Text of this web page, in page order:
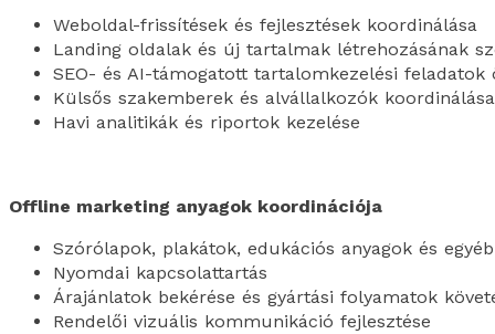
Weboldal-frissítések és fejlesztések koordinálása
Landing oldalak és új tartalmak létrehozásának
SEO- és AI-támogatott tartalomkezelési feladatok
Külsős szakemberek és alvállalkozók koordinálása
Havi analitikák és riportok kezelése
Offline marketing anyagok koordinációja
Szórólapok, plakátok, edukációs anyagok és
Nyomdai kapcsolattartás
Árajánlatok bekérése és gyártási folyamatok
Rendelői vizuális kommunikáció fejlesztése